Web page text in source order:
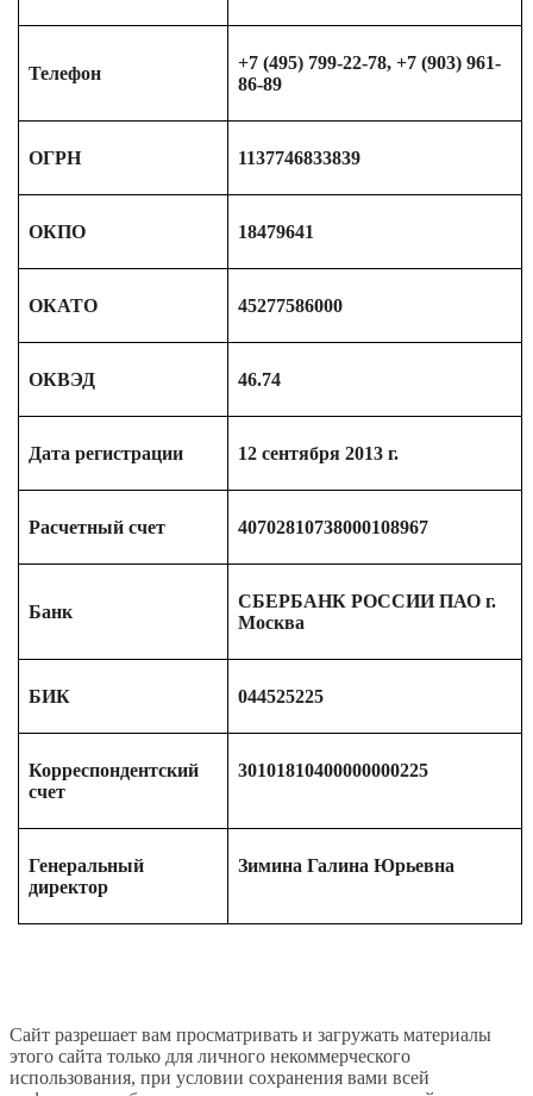
Телефон
+7 (495) 799-22-78, +7 (903) 961-
86-89
ОГРН 1137746833839
ОКПО 18479641
ОКАТО 45277586000
ОКВЭД 46.74
Дата регистрации 12 сентября 2013 г.
Расчетный счет 40702810738000108967
Банк
СБЕРБАНК РОССИИ ПАО г.
Москва
БИК 044525225
Корреспондентский
счет
30101810400000000225
Генеральный
директор
Зимина Галина Юрьевна
Сайт разрешает вам просматривать и загружать материалы
этого сайта только для личного некоммерческого
использования, при условии сохранения вами всей